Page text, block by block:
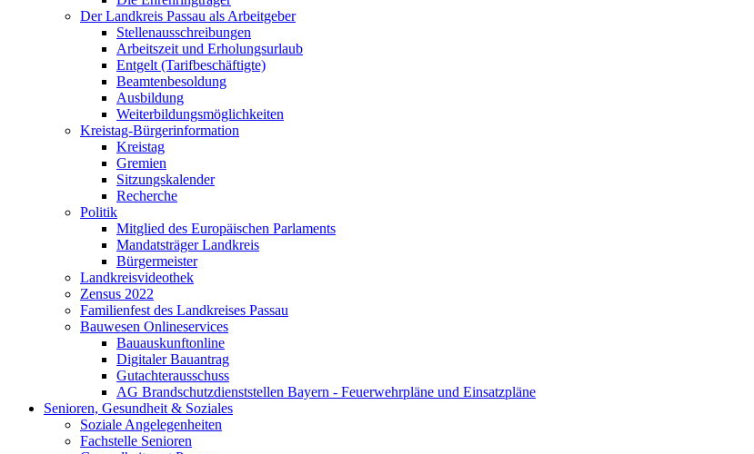
Der Landkreis Passau als Arbeitgeber
Stellenausschreibungen
Arbeitszeit und Erholungsurlaub
Entgelt (Tarifbeschäftigte)
Beamtenbesoldung
Ausbildung
Weiterbildungsmöglichkeiten
Kreistag-Bürgerinformation
Kreistag
Gremien
Sitzungskalender
Recherche
Politik
Mitglied des Europäischen Parlaments
Mandatsträger Landkreis
Bürgermeister
Landkreisvideothek
Zensus 2022
Familienfest des Landkreises Passau
Bauwesen Onlineservices
Bauauskunftonline
Digitaler Bauantrag
Gutachterausschuss
AG Brandschutzdienststellen Bayern - Feuerwehrpläne und Einsatzpläne
Senioren, Gesundheit & Soziales
Soziale Angelegenheiten
Fachstelle Senioren